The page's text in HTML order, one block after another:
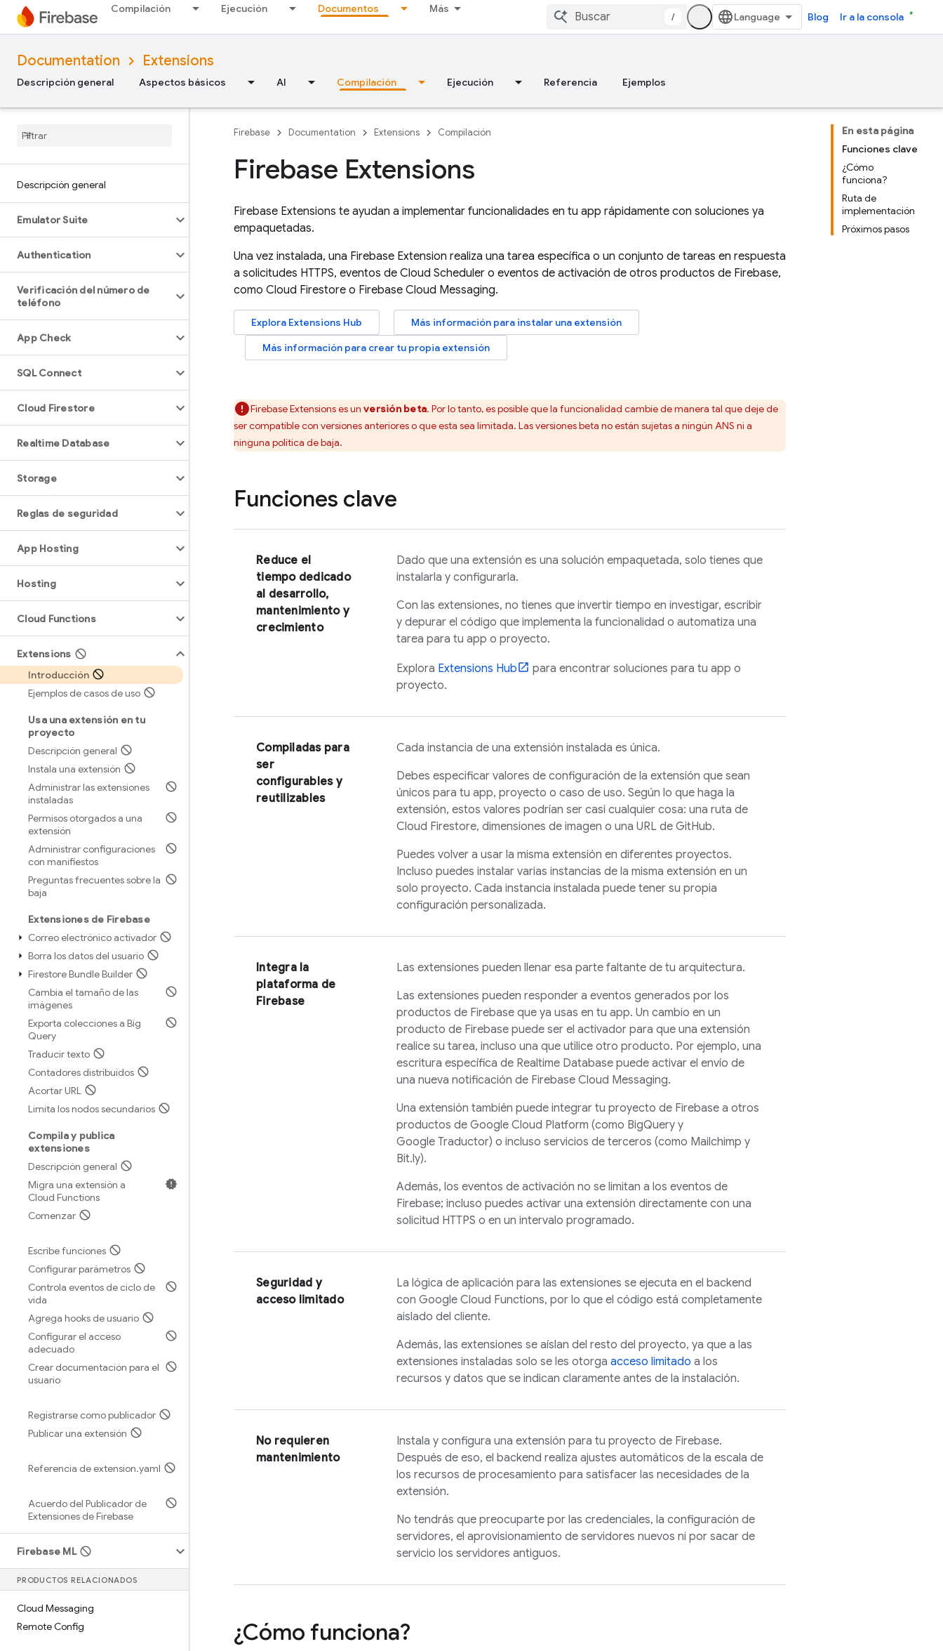
Compilación Ejecución Documentos Más
/ Blog Ir a la consola
Documentation Extensions
Descripción general Aspectos básicos AI Compilación Ejecución Referencia Ejemplos
Descripción general
Emulator Suite
Authentication
Verificación del número de
teléfono
App Check
SQL Connect
Cloud Firestore
Realtime Database
Storage
Reglas de seguridad
App Hosting
Hosting
Cloud Functions
Extensions
Introducción
Ejemplos de casos de uso
Usa una extensión en tu
proyecto
Descripción general
Instala una extensión
Administrar las extensiones
instaladas
Permisos otorgados a una
extensión
Administrar configuraciones
con manifiestos
Preguntas frecuentes sobre la
baja
Extensiones de Firebase
Correo electrónico activador
Borra los datos del usuario
Firestore Bundle Builder
Cambia el tamaño de las
imágenes
Exporta colecciones a Big
Query
Traducir texto
Contadores distribuidos
Acortar URL
Limita los nodos secundarios
Compila y publica
extensiones
Descripción general
Migra una extensión a
Cloud Functions
Comenzar
Escribe funciones
Configurar parámetros
Controla eventos de ciclo de
vida
Agrega hooks de usuario
Configurar el acceso
adecuado
Crear documentación para el
usuario
Registrarse como publicador
Publicar una extensión
Referencia de extension.yaml
Acuerdo del Publicador de
Extensiones de Firebase
Firebase ML
PRODUCTOS RELACIONADOS
Cloud Messaging
Remote Config
En esta página
Funciones clave
¿Cómo
funciona?
Ruta de
implementación
Próximos pasos
Firebase Documentation Extensions Compilación
Firebase Extensions
Firebase Extensions te ayudan a implementar funcionalidades en tu app rápidamente con soluciones ya
empaquetadas.
Una vez instalada, una Firebase Extension realiza una tarea específica o un conjunto de tareas en respuesta
a solicitudes HTTPS, eventos de Cloud Scheduler o eventos de activación de otros productos de Firebase,
como Cloud Firestore o Firebase Cloud Messaging.
Explora Extensions Hub
Más información para instalar una extensión
Más información para crear tu propia extensión
Firebase Extensionses un versión beta. Por lo tanto, es posible que la funcionalidad cambie de manera tal que deje de
ser compatible con versiones anteriores o que esta sea limitada. Las versiones beta no están sujetas a ningún ANS ni a
ninguna política de baja.
Funciones clave
Reduce el
tiempo dedicado
al desarrollo,
mantenimiento y
crecimiento
Dado que una extensión es una solución empaquetada, solo tienes que
instalarla y configurarla.
Con las extensiones, no tienes que invertir tiempo en investigar, escribir
y depurar el código que implementa la funcionalidad o automatiza una
tarea para tu app o proyecto.
Explora Extensions Hub
para encontrar soluciones para tu app o
proyecto.
Compiladas para
ser
configurables y
reutilizables
Cada instancia de una extensión instalada es única.
Debes especificar valores de configuración de la extensión que sean
únicos para tu app, proyecto o caso de uso. Según lo que haga la
extensión, estos valores podrían ser casi cualquier cosa: una ruta de
Cloud Firestore, dimensiones de imagen o una URL de GitHub.
Puedes volver a usar la misma extensión en diferentes proyectos.
Incluso puedes instalar varias instancias de la misma extensión en un
solo proyecto. Cada instancia instalada puede tener su propia
configuración personalizada.
Integra la
plataforma de
Firebase
Las extensiones pueden llenar esa parte faltante de tu arquitectura.
Las extensiones pueden responder a eventos generados por los
productos de Firebase que ya usas en tu app. Un cambio en un
producto de Firebase puede ser el activador para que una extensión
realice su tarea, incluso una que utilice otro producto. Por ejemplo, una
escritura específica de Realtime Database puede activar el envío de
una nueva notificación de Firebase Cloud Messaging.
Una extensión también puede integrar tu proyecto de Firebase a otros
productos de Google Cloud Platform (como BigQuery y
Google Traductor) o incluso servicios de terceros (como Mailchimp y
Bit.ly).
Además, los eventos de activación no se limitan a los eventos de
Firebase; incluso puedes activar una extensión directamente con una
solicitud HTTPS o en un intervalo programado.
Seguridad y
acceso limitado
La lógica de aplicación para las extensiones se ejecuta en el backend
con Google Cloud Functions, por lo que el código está completamente
aislado del cliente.
Además, las extensiones se aíslan del resto del proyecto, ya que a las
extensiones instaladas solo se les otorga acceso limitado a los
recursos y datos que se indican claramente antes de la instalación.
No requieren
mantenimiento
Instala y configura una extensión para tu proyecto de Firebase.
Después de eso, el backend realiza ajustes automáticos de la escala de
los recursos de procesamiento para satisfacer las necesidades de la
extensión.
No tendrás que preocuparte por las credenciales, la configuración de
servidores, el aprovisionamiento de servidores nuevos ni por sacar de
servicio los servidores antiguos.
¿Cómo funciona?